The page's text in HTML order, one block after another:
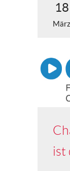
18
März
ist